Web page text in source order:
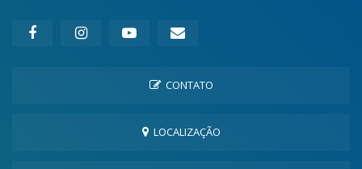
CONTATO
LOCALIZAÇÃO